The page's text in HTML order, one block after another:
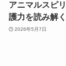
アニマルスピ
護力を読み解く
2026年5月7日